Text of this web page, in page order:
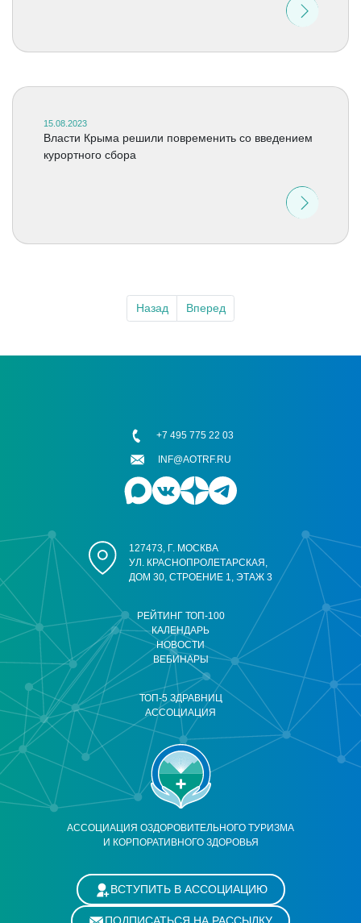
15.08.2023
Власти Крыма решили повременить со введением
курортного сбора
Назад Вперед
АССОЦИАЦИЯ ОЗДОРОВИТЕЛЬНОГО ТУРИЗМА
И КОРПОРАТИВНОГО ЗДОРОВЬЯ
РЕЙТИНГ ТОП-100
КАЛЕНДАРЬ
НОВОСТИ
ВЕБИНАРЫ
ТОП-5 ЗДРАВНИЦ
АССОЦИАЦИЯ
127473, Г. МОСКВА
УЛ. КРАСНОПРОЛЕТАРСКАЯ,
ДОМ 30, СТРОЕНИЕ 1, ЭТАЖ 3
+7 495 775 22 03
INF@AOTRF.RU
ВСТУПИТЬ В АССОЦИАЦИЮ